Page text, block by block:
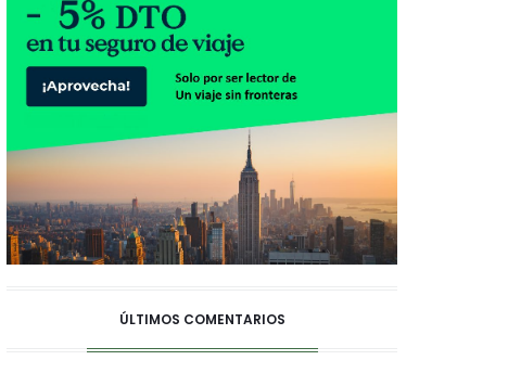
ÚLTIMOS COMENTARIOS